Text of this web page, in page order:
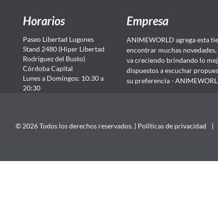
Horarios
Paseo Libertad Lugones
Stand 2480 (Hiper Libertad
Rodriguez del Busto)
Córdoba Capital
Lunes a Domingos: 10:30 a
20:30
Empresa
ANIMEWORLD agrega esta
encontrar muchas
va creciendo brindando lo
dispuestos a escuchar
su preferencia -
© 2026 Todos los derechos reservados. | Politicas de privacidad |